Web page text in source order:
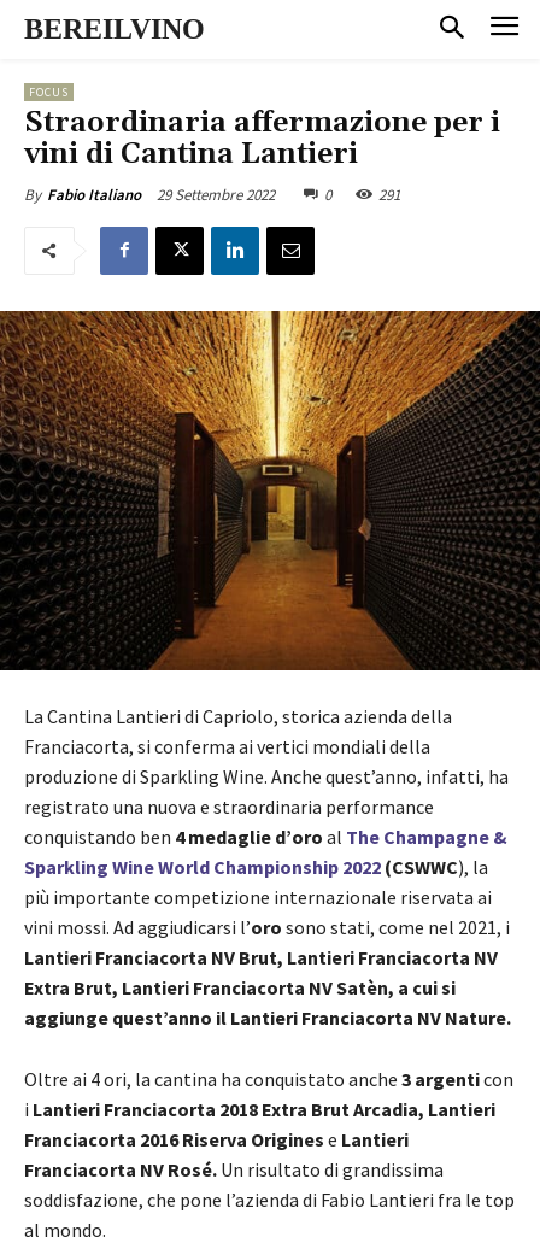
BEREILVINO
FOCUS
Straordinaria affermazione per i
vini di Cantina Lantieri
By Fabio Italiano 29 Settembre 2022 0 291
La Cantina Lantieri di Capriolo, storica azienda della
Franciacorta, si conferma ai vertici mondiali della
produzione di Sparkling Wine. Anche quest’anno, infatti, ha
registrato una nuova e straordinaria performance
conquistando ben 4 medaglie d’oro al The Champagne &
Sparkling Wine World Championship 2022 (CSWWC), la
più importante competizione internazionale riservata ai
vini mossi. Ad aggiudicarsi l’oro sono stati, come nel 2021, i
Lantieri Franciacorta NV Brut, Lantieri Franciacorta NV
Extra Brut, Lantieri Franciacorta NV Satèn, a cui si
aggiunge quest’anno il Lantieri Franciacorta NV Nature.
Oltre ai 4 ori, la cantina ha conquistato anche 3 argenticon
i Lantieri Franciacorta 2018 Extra Brut Arcadia, Lantieri
Franciacorta 2016 Riserva Origines e Lantieri
Franciacorta NV Rosé. Un risultato di grandissima
soddisfazione, che pone l’azienda di Fabio Lantieri fra le top
al mondo.